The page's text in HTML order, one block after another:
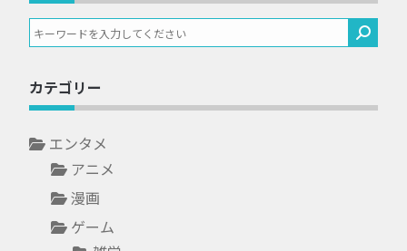
カテゴリー
エンタメ
アニメ
漫画
ゲーム